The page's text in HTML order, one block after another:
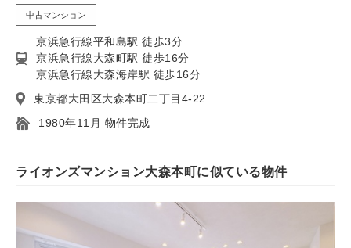
中古マンション
京浜急行線平和島駅 徒歩3分
京浜急行線大森町駅 徒歩16分
京浜急行線大森海岸駅 徒歩16分
東京都大田区大森本町二丁目4-22
1980年11月 物件完成
ライオンズマンション大森本町に似ている物件